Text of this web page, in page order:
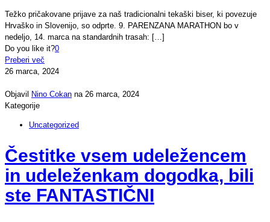
Težko pričakovane prijave za naš tradicionalni tekaški biser, ki povezuje
Hrvaško in Slovenijo, so odprte. 9. PARENZANA MARATHON bo v
nedeljo, 14. marca na standardnih trasah: […]
Do you like it?0
Preberi več
26 marca, 2024
Objavil Nino Cokan na 26 marca, 2024
Kategorije
Uncategorized
Čestitke vsem udeležencem
in udeleženkam dogodka, bili
ste FANTASTIČNI